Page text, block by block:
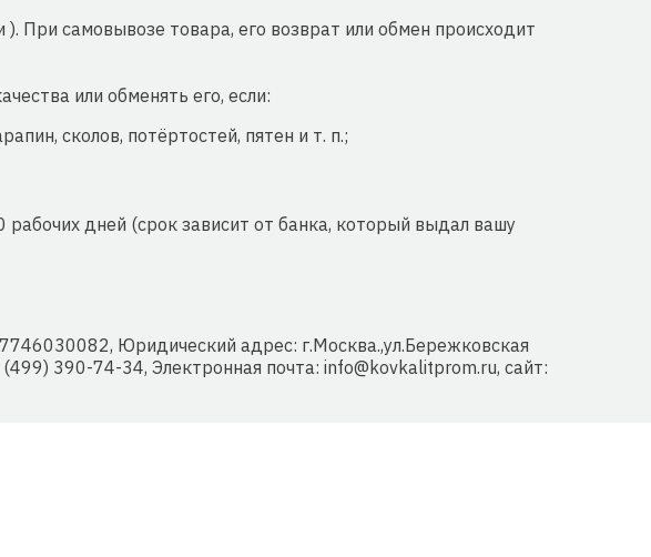
Юридический адрес: г.Москва.,ул.Бережковская
390-74-34, Электронная почта: info@kovkalitprom.ru, сайт:
При самовывозе товара, его возврат или обмен происходит
или обменять его, если:
сколов, потёртостей, пятен и т. п.;
дней (срок зависит от банка, который выдал вашу